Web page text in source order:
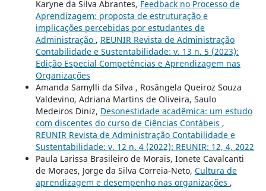
Karyne da Silva Abrantes, Feedback no Processo de
Aprendizagem: proposta de estruturação e
implicações percebidas por estudantes de
Administração , REUNIR Revista de Administração
Contabilidade e Sustentabilidade: v. 13 n. 5 (2023):
Edição Especial Competências e Aprendizagem nas
Organizações
Amanda Samylli da Silva , Rosângela Queiroz Souza
Valdevino, Adriana Martins de Oliveira, Saulo
Medeiros Diniz, Desonestidade acadêmica: um estudo
com discentes do curso de Ciências Contábeis ,
REUNIR Revista de Administração Contabilidade e
Sustentabilidade: v. 12 n. 4 (2022): REUNIR: 12, 4, 2022
Paula Larissa Brasileiro de Morais, Ionete Cavalcanti
de Moraes, Jorge da Silva Correia-Neto, Cultura de
aprendizagem e desempenho nas organizações ,